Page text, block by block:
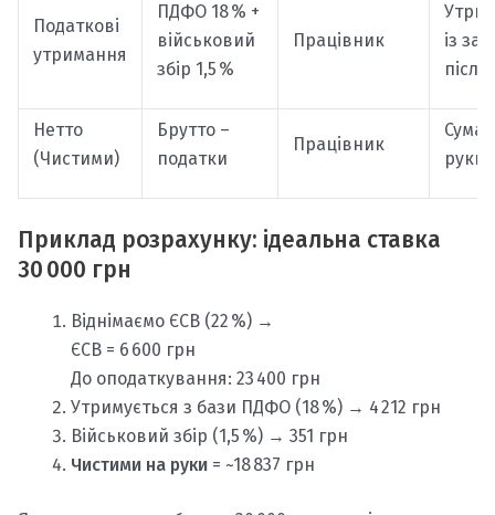
Податкові
утримання
ПДФО 18 % +
військовий
збір 1,5 %
Працівник
із
Нетто
(Чистими)
Брутто –
податки
Працівник
Сума
руки
Приклад розрахунку: ідеальна ставка
30 000 грн
Віднімаємо ЄСВ (22 %) →
ЄСВ = 6 600 грн
До оподаткування: 23 400 грн
Утримується з бази ПДФО (18 %) → 4 212 грн
Військовий збір (1,5 %) → 351 грн
Чистими на руки = ~18 837 грн